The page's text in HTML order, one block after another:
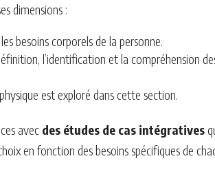
dimensions :
besoins corporels de la personne.
l’identification et la compréhension
est exploré dans cette section.
avec des études de cas intégratives
en fonction des besoins spécifiques de